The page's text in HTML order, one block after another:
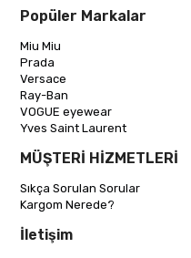
Popüler Markalar
Miu Miu
Prada
Versace
Ray-Ban
VOGUE eyewear
Yves Saint Laurent
MÜŞTERİ HİZMETLERİ
Sıkça Sorulan Sorular
Kargom Nerede?
İletişim